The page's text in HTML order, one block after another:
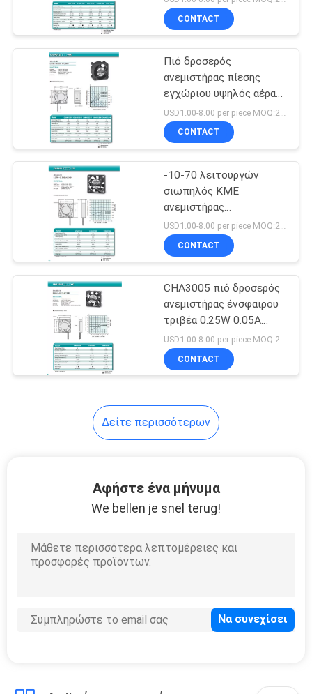
ανεμιστήρας ΚΜΕ
Ελεγχόμενος PWM
ανεμιστήρας
14
Ανεμιστήρας
ραφιών κεντρικών
υπολογιστών
τρισδιάστατος
εκτυπωτών
ανεμιστήρας PC
CONTACT
Πιό δροσερός
ανεμιστήρας πίεσης
εγχώριου υψηλός αέρα
Cheng CHA4012 ΚΜΕ
CONTACT
-10-70 λειτουργών
σιωπηλός ΚΜΕ
ανεμιστήρας
θερμοκρασίας CHA4012
23db
USD1.00-8.00 per piece MOQ:2000 PC
CONTACT
CHA3005 πιό δροσερός
ανεμιστήρας ένσφαιρου
τριβέα 0.25W 0.05A
ΚΜΕ
USD1.00-8.00 per piece MOQ:2000 PC
CONTACT
Δείτε περισσότερων
Αφήστε ένα μήνυμα
We bellen je snel terug!